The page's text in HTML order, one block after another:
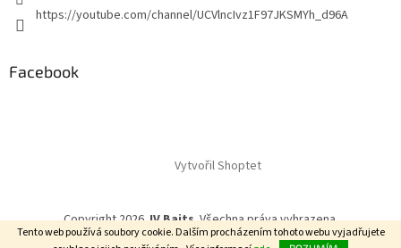
Tento web používá soubory cookie. Dalším procházením tohoto webu vyjadřujete
https://youtube.com/channel/UCVlncIvz1F97JKSMYh_d96A
Facebook
Vytvořil Shoptet
Copyright 2026JV Baits. Všechna práva vyhrazena.